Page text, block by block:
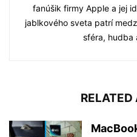
fanúšik firmy Apple a jej
jablkového sveta patrí
sféra, hudba
RELATED